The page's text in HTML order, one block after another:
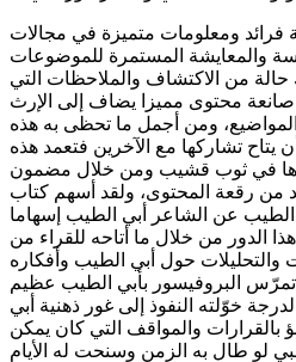
ومعلومات متميزة في مجالات
والمعايشة المستمرة للموضوعات
حالة من الاكتشاف والملاحظات التي
صانعة محتوى مميزا يضاف إلى الإرث
ومن أجمل ما تحظى به هذه
يتاح تشاركها مع الآخرين فتعمد هذه
في ثوب قشيب ومن خلال مضمون
من رقعة المحتوى، ولقد أسهم كتاب
الطيب عن الشاعر أبي الطيب إسهاما
الدور من خلال ما أتاحه للقراء من
والتحليلات حول أبي الطيب وأفكاره
البروفيسور بأبي الطيب عظيم
خوّلته النفوذ إلى غور ذهنية أبي
بالقرارات والمواقف التي كان يمكن